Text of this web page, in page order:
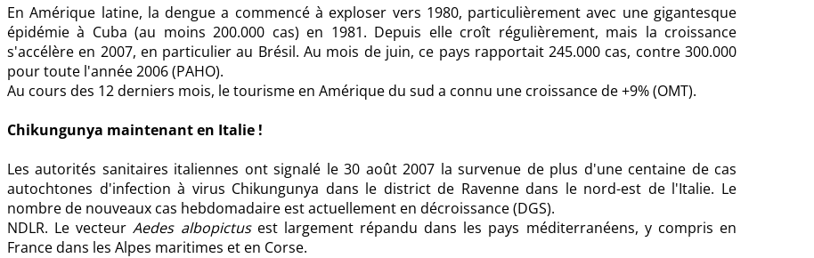
En Amérique latine, la dengue a commencé à exploser vers 1980, particulièrement avec une gigantesque
épidémie à Cuba (au moins 200.000 cas) en 1981. Depuis elle croît régulièrement, mais la croissance
s'accélère en 2007, en particulier au Brésil. Au mois de juin, ce pays rapportait 245.000 cas, contre 300.000
pour toute l'année 2006 (PAHO).
Au cours des 12 derniers mois, le tourisme en Amérique du sud a connu une croissance de +9% (OMT).
Chikungunya maintenant en Italie !
Les autorités sanitaires italiennes ont signalé le 30 août 2007 la survenue de plus d'une centaine de cas
autochtones d'infection à virus Chikungunya dans le district de Ravenne dans le nord-est de l'Italie. Le
nombre de nouveaux cas hebdomadaire est actuellement en décroissance (DGS).
NDLR. Le vecteurAedes albopictusest largement répandu dans les pays méditerranéens, y compris en
France dans les Alpes maritimes et en Corse.